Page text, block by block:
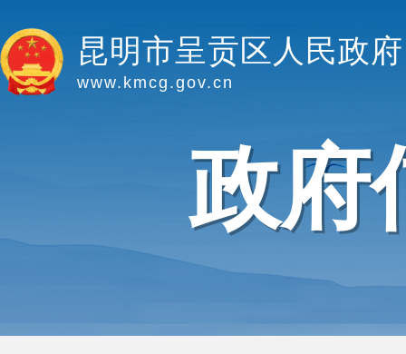
昆明市呈贡区人民政府
www.kmcg.gov.cn
政府